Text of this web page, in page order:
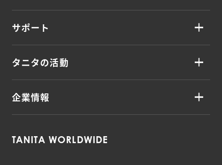
サポート
タニタの活動
企業情報
TANITA WORLDWIDE